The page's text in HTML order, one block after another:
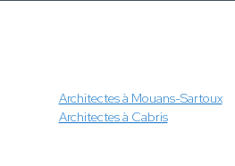
Architectes à Mouans-Sartoux
Architectes à Cabris